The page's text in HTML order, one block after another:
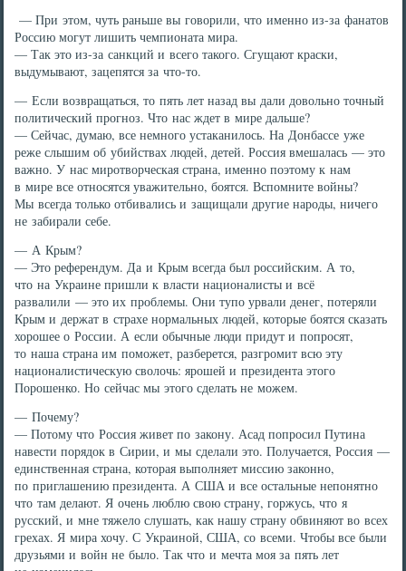
— При этом, чуть раньше вы говорили, что именно из-за фанатов
Россию могут лишить чемпионата мира.
— Так это из-за санкций и всего такого. Сгущают краски,
выдумывают, зацепятся за что-то.
— Если возвращаться, то пять лет назад вы дали довольно точный
политический прогноз. Что нас ждет в мире дальше?
— Сейчас, думаю, все немного устаканилось. На Донбассе уже
реже слышим об убийствах людей, детей. Россия вмешалась — это
важно. У нас миротворческая страна, именно поэтому к нам
в мире все относятся уважительно, боятся. Вспомните войны?
Мы всегда только отбивались и защищали другие народы, ничего
не забирали себе.
— А Крым?
— Это референдум. Да и Крым всегда был российским. А то,
что на Украине пришли к власти националисты и всё
развалили — это их проблемы. Они тупо урвали денег, потеряли
Крым и держат в страхе нормальных людей, которые боятся сказать
хорошее о России. А если обычные люди придут и попросят,
то наша страна им поможет, разберется, разгромит всю эту
националистическую сволочь: ярошей и президента этого
Порошенко. Но сейчас мы этого сделать не можем.
— Почему?
— Потому что Россия живет по закону. Асад попросил Путина
навести порядок в Сирии, и мы сделали это. Получается, Россия —
единственная страна, которая выполняет миссию законно,
по приглашению президента. А США и все остальные непонятно
что там делают. Я очень люблю свою страну, горжусь, что я
русский, и мне тяжело слушать, как нашу страну обвиняют во всех
грехах. Я мира хочу. С Украиной, США, со всеми. Чтобы все были
друзьями и войн не было. Так что и мечта моя за пять лет